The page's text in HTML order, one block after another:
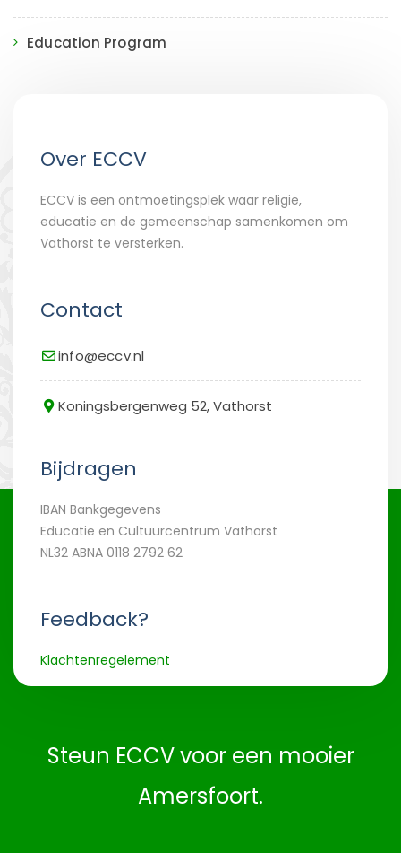
Education Program
Over ECCV
ECCV is een ontmoetingsplek waar religie,
educatie en de gemeenschap samenkomen om
Vathorst te versterken.
Contact
info@eccv.nl
Koningsbergenweg 52, Vathorst
Bijdragen
IBAN Bankgegevens
Educatie en Cultuurcentrum Vathorst
NL32 ABNA 0118 2792 62
Feedback?
Klachtenregelement
Steun ECCV voor een mooier
Amersfoort.